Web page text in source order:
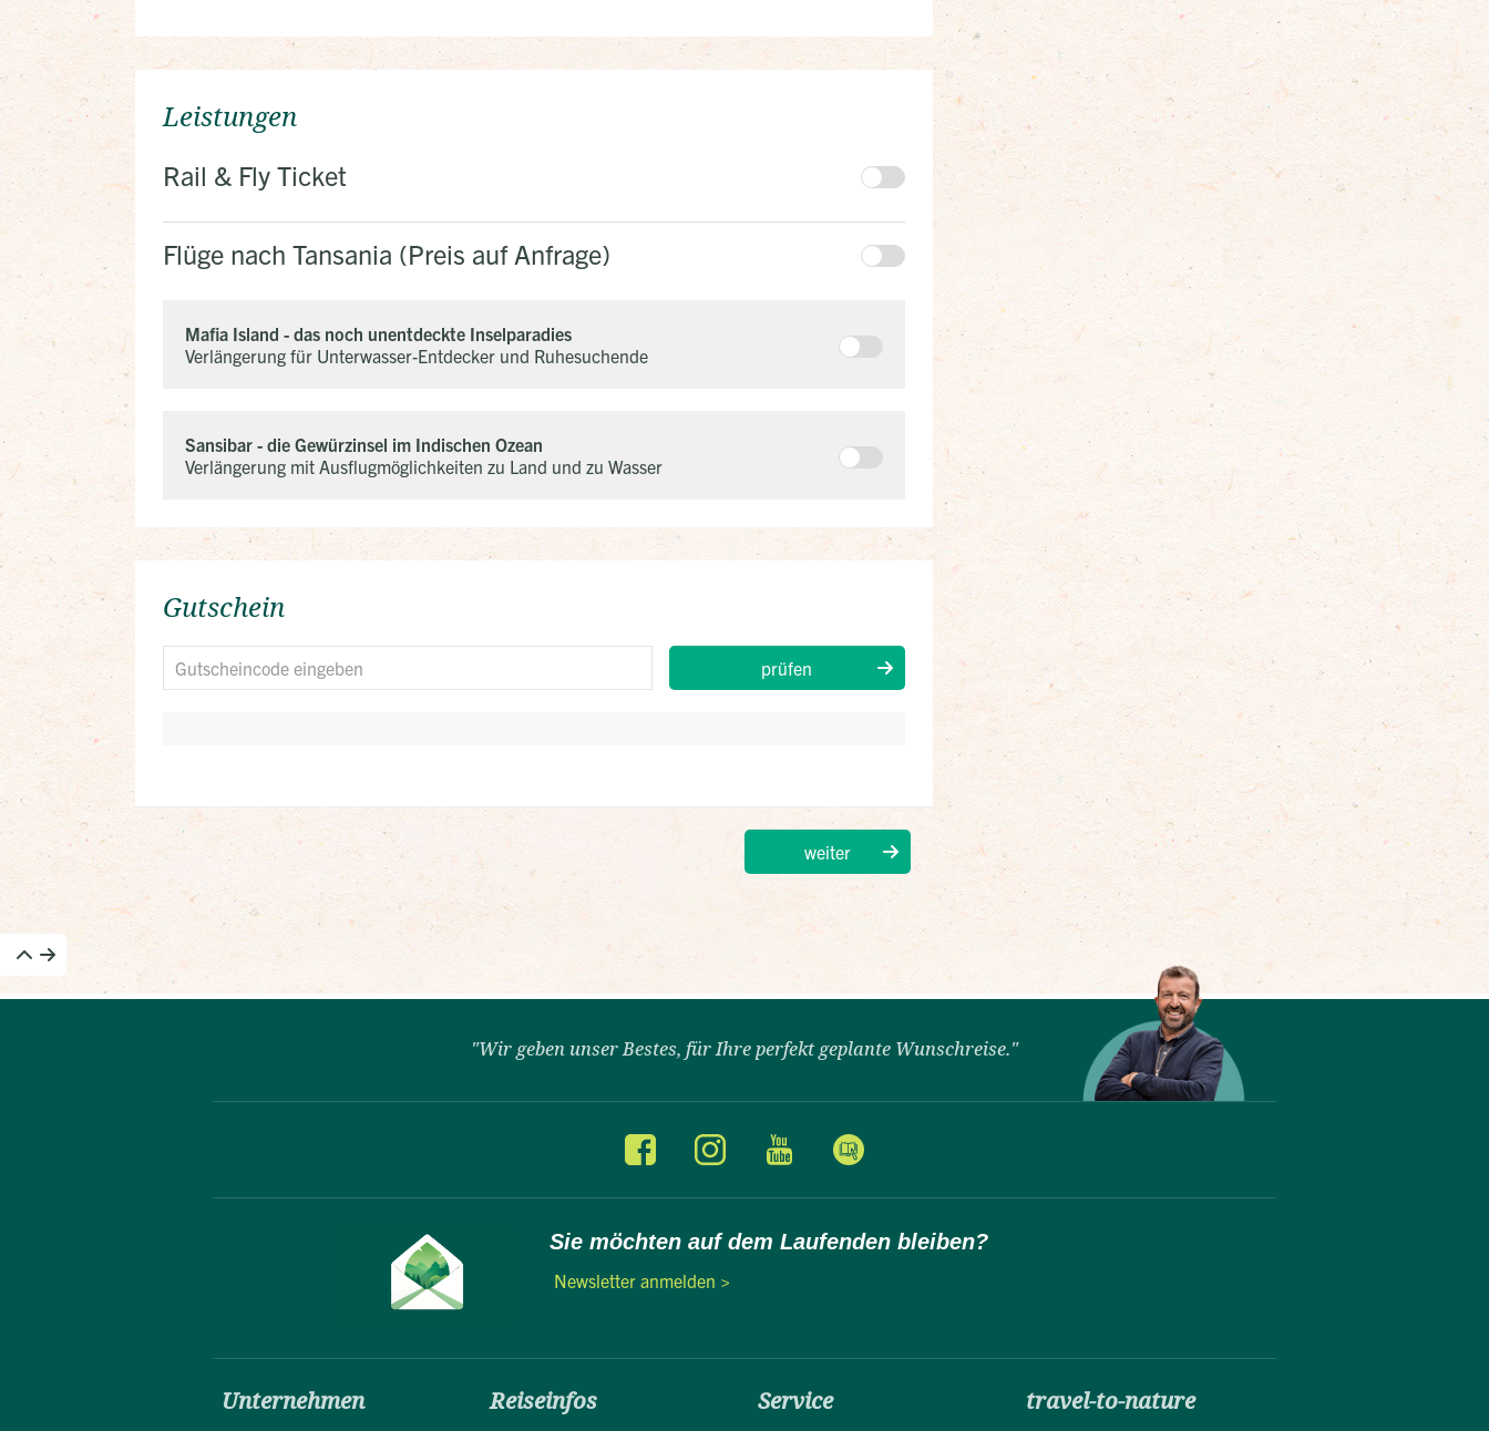
"Wir geben unser Bestes, für Ihre perfekt geplante Wunschreise."
Sie möchten auf dem Laufenden bleiben?
Newsletter anmelden >
Unternehmen Reiseinfos Service travel-to-nature